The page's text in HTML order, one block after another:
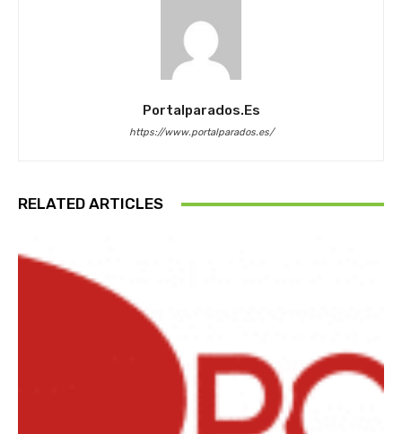
Portalparados.es
https://www.portalparados.es/
RELATED ARTICLES